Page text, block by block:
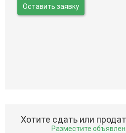
Оставить заявку
Хотите сдать или
Разместите